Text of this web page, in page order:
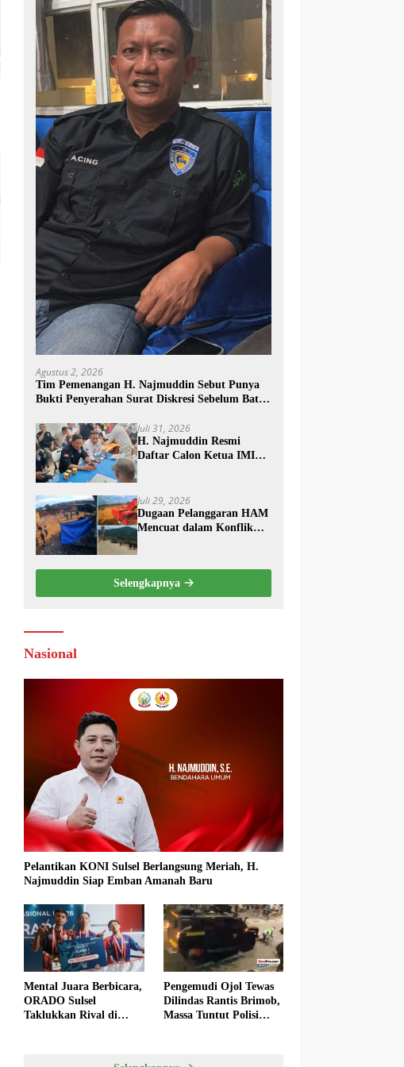
Agustus 2, 2026
Tim Pemenangan H. Najmuddin Sebut Punya
Bukti Penyerahan Surat Diskresi Sebelum Batas
Juli 31, 2026
H. Najmuddin Resmi
Daftar Calon Ketua IMI
Prestasi”
Juli 29, 2026
Dugaan Pelanggaran HAM
Mencuat dalam Konflik
Hukum
Selengkapnya
Nasional
Pelantikan KONI Sulsel Berlangsung Meriah, H.
Najmuddin Siap Emban Amanah Baru
Mental Juara Berbicara,
ORADO Sulsel
Taklukkan Rival di
Pengemudi Ojol Tewas
Dilindas Rantis Brimob,
Massa Tuntut Polisi